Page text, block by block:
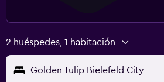
2 huéspedes, 1 habitación
Golden Tulip Bielefeld City